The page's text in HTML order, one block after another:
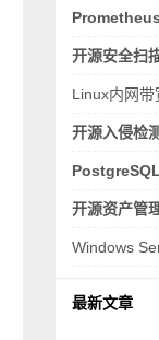
开源安全扫
Linux内网
开源入侵检
开源资产管
Windows
最新文章